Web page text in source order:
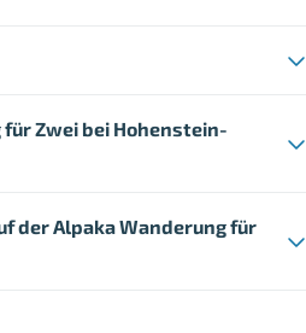
Zwei bei Hohenstein-
der Alpaka Wanderung für